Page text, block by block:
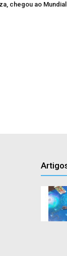
chegou ao Mundial